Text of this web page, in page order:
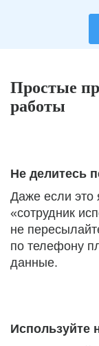
Простые
работы
Не делитесь
Даже если это
«сотрудник
не
по телефону
данные.
Используйте